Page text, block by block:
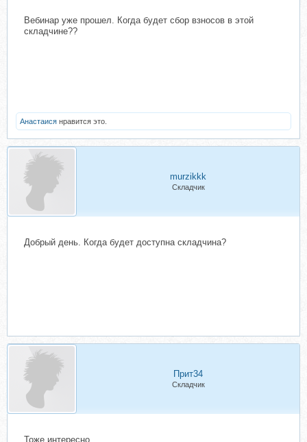
Вебинар уже прошел. Когда будет сбор взносов в этой
складчине??
Анастаися нравится это.
murzikkk
Складчик
Добрый день. Когда будет доступна складчина?
Прит34
Складчик
Тоже интересно